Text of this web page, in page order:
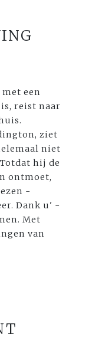
een
reist naar
ziet
niet
hij de
ontmoet,
-
Dank u' -
Met
van